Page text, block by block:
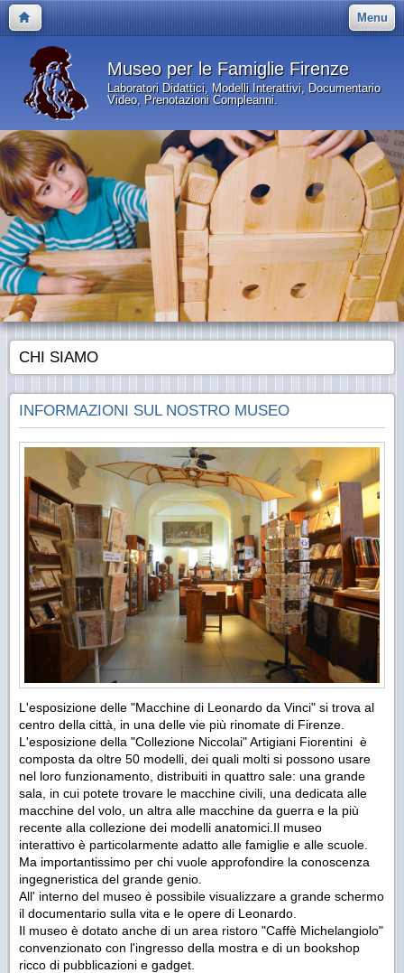
Menu
Museo per le Famiglie Firenze
Laboratori Didattici, Modelli Interattivi, Documentario
Video, Prenotazioni Compleanni.
CHI SIAMO
INFORMAZIONI SUL NOSTRO MUSEO
L'esposizione delle "Macchine di Leonardo da Vinci" si trova al
centro della città, in una delle vie più rinomate di Firenze.
L'esposizione della "Collezione Niccolai" Artigiani Fiorentini è
composta da oltre 50 modelli, dei quali molti si possono usare
nel loro funzionamento, distribuiti in quattro sale: una grande
sala, in cui potete trovare le macchine civili, una dedicata alle
macchine del volo, un altra alle macchine da guerra e la più
recente alla collezione dei modelli anatomici.Il museo
interattivo è particolarmente adatto alle famiglie e alle scuole.
Ma importantissimo per chi vuole approfondire la conoscenza
ingegneristica del grande genio.
All' interno del museo è possibile visualizzare a grande schermo
il documentario sulla vita e le opere di Leonardo.
Il museo è dotato anche di un area ristoro "Caffè Michelangiolo"
convenzionato con l'ingresso della mostra e di un bookshop
ricco di pubblicazioni e gadget.